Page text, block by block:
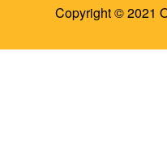
Copyright © 2021